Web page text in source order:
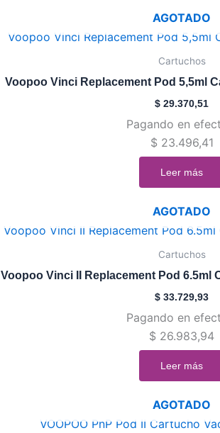
la
página
de
AGOTADO
Cartuchos
Voopoo Vinci Replacement Pod 5,5ml
$ 29.370,51
Pagando en
$ 23.496,41
Leer más
AGOTADO
Cartuchos
Voopoo Vinci II Replacement Pod 6.5ml
$ 33.729,93
Pagando en
$ 26.983,94
Leer más
AGOTADO